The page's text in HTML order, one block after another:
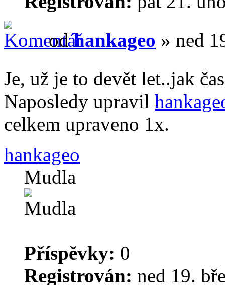
odhankageo » ned
Je, už je to devět let..jak
Naposledy upravil
celkem upraveno 1x.
hankageo
Mudla
Příspěvky: 0
Registrován: ned 19.